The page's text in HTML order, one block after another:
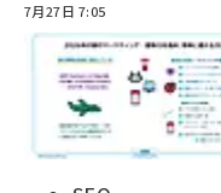
7月27日 7:05